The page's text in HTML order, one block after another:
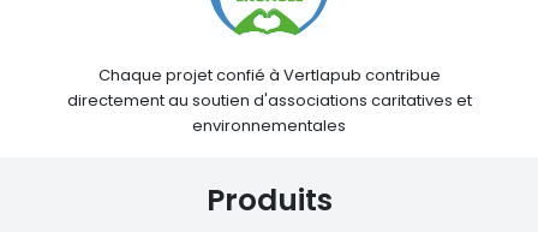
Chaque projet confié à Vertlapub contribue
directement au soutien d'associations caritatives et
environnementales
Produits